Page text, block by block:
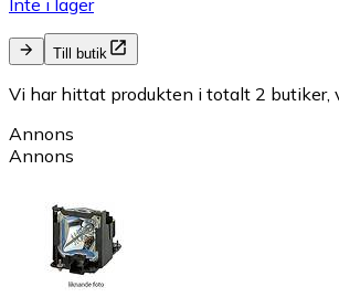
Inte i lager
Till butik
Vi har hittat produkten i totalt 2 butiker,
Annons
Annons